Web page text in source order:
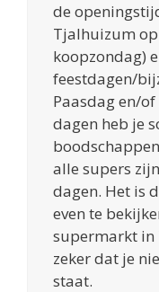
de
Tjalhuizum
koopzondag)
feestdagen/
Paasdag en/
dagen heb je
alle supers
dagen. Het is
even te
supermarkt in
zeker dat je
staat.